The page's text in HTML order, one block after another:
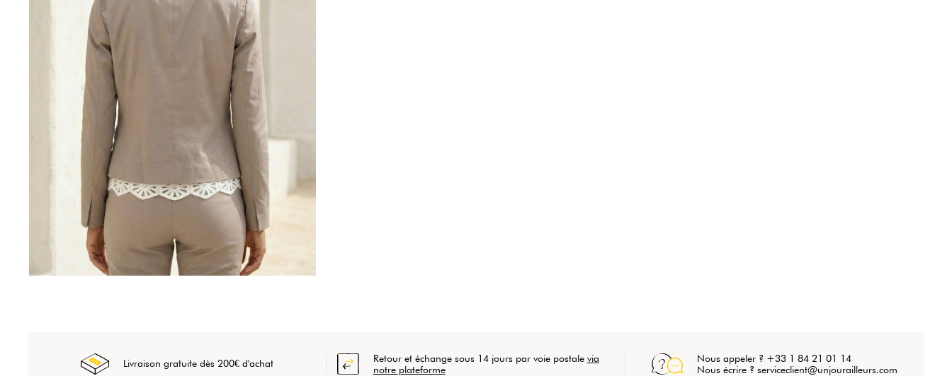
Livraison gratuite dès 200€ d'achat Retour et échange sous 14 jours par voie postale via
notre plateforme
Nous appeler ? +33 1 84 21 01 14
Nous écrire ? serviceclient@unjourailleurs.com